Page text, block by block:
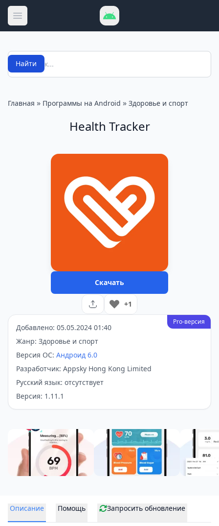
Открыть меню
Поиск
Найти
Главная » Программы на Android » Здоровье и спорт
Health Tracker
Скачать
+1
Pro-версия
Добавлено: 05.05.2024 01:40
Жанр: Здоровье и спорт
Версия ОС: Андроид 6.0
Разработчик: Appsky Hong Kong Limited
Русский язык: отсутствует
Версия: 1.11.1
Описание Помощь Запросить обновление